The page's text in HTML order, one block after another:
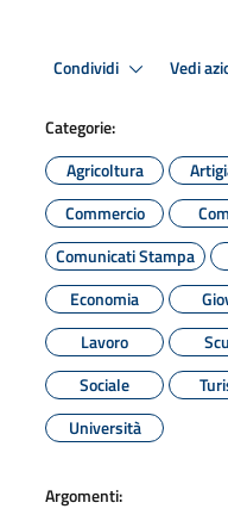
Condividi Vedi
Categorie:
Agricoltura
Commercio
Comunicati Stampa
Economia
Lavoro
Sociale
Università
Argomenti: